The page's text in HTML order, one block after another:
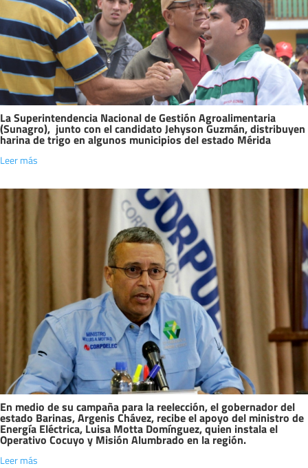
La Superintendencia Nacional de Gestión Agroalimentaria
(Sunagro), junto con el candidato Jehyson Guzmán, distribuyen
harina de trigo en algunos municipios del estado Mérida
Leer más
En medio de su campaña para la reelección, el gobernador del
estado Barinas, Argenis Chávez, recibe el apoyo del ministro de
Energía Eléctrica, Luisa Motta Domínguez, quien instala el
Operativo Cocuyo y Misión Alumbrado en la región.
Leer más